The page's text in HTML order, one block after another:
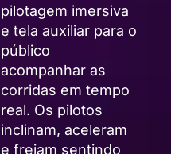
pilotagem imersiva
e tela auxiliar para o
público
acompanhar as
corridas em tempo
real. Os pilotos
inclinam, aceleram
e freiam sentindo